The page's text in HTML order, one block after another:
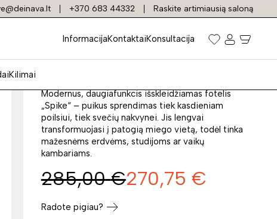
+370 683 44332 Raskite artimiausią saloną
InformacijaKontaktaiKonsultacija
Kilimai
Fotelis SPIKE VELVET
Modernus, daugiafunkcis išskleidžiamas fotelis
„Spike“ – puikus sprendimas tiek kasdieniam
poilsiui, tiek svečių nakvynei. Jis lengvai
transformuojasi į patogią miego vietą, todėl tinka
mažesnėms erdvėms, studijoms ar vaikų
kambariams.
285,00 €270,75 €
Radote pigiau?